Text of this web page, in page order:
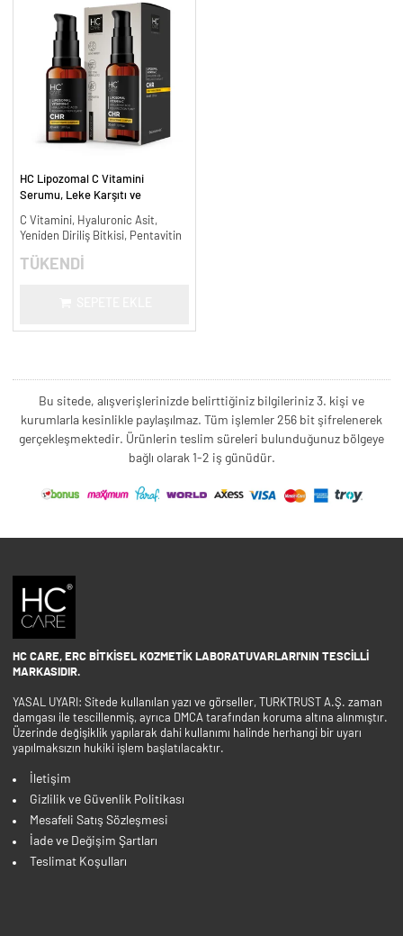
HC Lipozomal C Vitamini
Serumu, Leke Karşıtı ve
C Vitamini, Hyaluronic Asit,
Yeniden Diriliş Bitkisi, Pentavitin
TÜKENDİ
Bu sitede, alışverişlerinizde belirttiğiniz bilgileriniz 3. kişi ve
kurumlarla kesinlikle paylaşılmaz. Tüm işlemler 256 bit şifrelenerek
gerçekleşmektedir. Ürünlerin teslim süreleri bulunduğunuz bölgeye
bağlı olarak 1-2 iş günüdür.
HC CARE, ERC BITKISEL KOZMETIK LABORATUVARLARI'NIN TESCILLI
MARKASIDIR.
YASAL UYARI: Sitede kullanılan yazı ve görseller, TURKTRUST A.Ş. zaman
damgası ile tescillenmiş, ayrıca DMCA tarafından koruma altına alınmıştır.
Üzerinde değişiklik yapılarak dahi kullanımı halinde herhangi bir uyarı
yapılmaksızın hukiki işlem başlatılacaktır.
İletişim
Gizlilik ve Güvenlik Politikası
Mesafeli Satış Sözleşmesi
İade ve Değişim Şartları
Teslimat Koşulları